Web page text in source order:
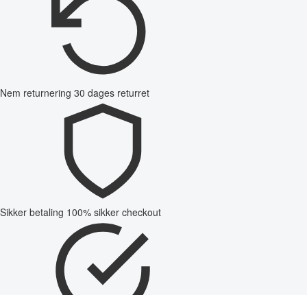
Nem returnering 30 dages returret
Sikker betaling 100% sikker checkout